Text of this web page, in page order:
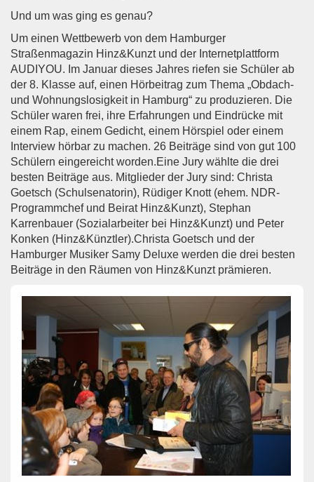
Und um was ging es genau?
Um einen Wettbewerb von dem Hamburger
Straßenmagazin Hinz&Kunzt und der Internetplattform
AUDIYOU. Im Januar dieses Jahres riefen sie Schüler ab
der 8. Klasse auf, einen Hörbeitrag zum Thema „Obdach-
und Wohnungslosigkeit in Hamburg“ zu produzieren. Die
Schüler waren frei, ihre Erfahrungen und Eindrücke mit
einem Rap, einem Gedicht, einem Hörspiel oder einem
Interview hörbar zu machen. 26 Beiträge sind von gut 100
Schülern eingereicht worden.Eine Jury wählte die drei
besten Beiträge aus. Mitglieder der Jury sind: Christa
Goetsch (Schulsenatorin), Rüdiger Knott (ehem. NDR-
Programmchef und Beirat Hinz&Kunzt), Stephan
Karrenbauer (Sozialarbeiter bei Hinz&Kunzt) und Peter
Konken (Hinz&Künztler).Christa Goetsch und der
Hamburger Musiker Samy Deluxe werden die drei besten
Beiträge in den Räumen von Hinz&Kunzt prämieren.